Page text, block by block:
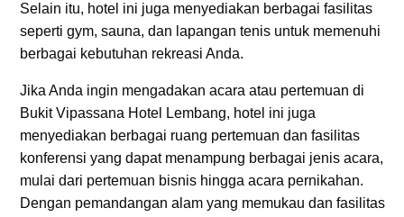
Selain itu, hotel ini juga menyediakan berbagai fasilitas
seperti gym, sauna, dan lapangan tenis untuk memenuhi
berbagai kebutuhan rekreasi Anda.
Jika Anda ingin mengadakan acara atau pertemuan di
Bukit Vipassana Hotel Lembang, hotel ini juga
menyediakan berbagai ruang pertemuan dan fasilitas
konferensi yang dapat menampung berbagai jenis acara,
mulai dari pertemuan bisnis hingga acara pernikahan.
Dengan pemandangan alam yang memukau dan fasilitas